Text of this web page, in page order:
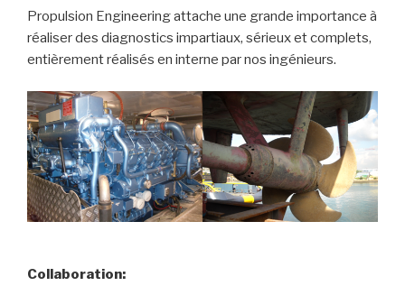
Propulsion Engineering attache une grande importance à
réaliser des diagnostics impartiaux, sérieux et complets,
entièrement réalisés en interne par nos ingénieurs.
Collaboration: